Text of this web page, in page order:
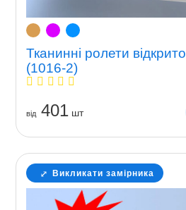
Тканинні ролети
(1016-2)
вiд401шт
Викликати замірника